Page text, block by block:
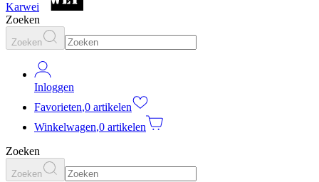
Karwei
Zoeken
Zoeken
Inloggen
Favorieten,0 artikelen
Winkelwagen,0 artikelen
Zoeken
Zoeken